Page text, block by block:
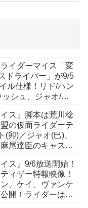
ライダーマイス「変
ドライバー」が9/5
ル仕様！リド/ハン
シュ、ジャオ/バ
ス』脚本は荒川稔
の仮面ライダーテ
(卯)／ジャオ(巳)、
尾達臣のキャスト
ス』9/6放送開始！
ィザー特報映像！
、ケイ、ヴァンケ
開！ライダーは子